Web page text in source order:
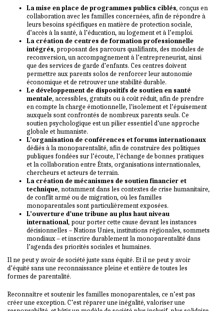
La mise en place de programmes publics ciblés, conçus en
collaboration avec les familles concernées, afin de répondre à
leurs besoins spécifiques en matière de protection sociale,
d’accès à la santé, à l’éducation, au logement et à l’emploi.
La création de centres de formation professionnelle
intégrés, proposant des parcours qualifiants, des modules de
reconversion, un accompagnement à l’entrepreneuriat, ainsi
que des services de garde d’enfants. Ces centres doivent
permettre aux parents solos de renforcer leur autonomie
économique et de retrouver une stabilité durable.
Le développement de dispositifs de soutien en santé
mentale, accessibles, gratuits ou à coût réduit, afin de prendre
en compte la charge émotionnelle, l’isolement et l’épuisement
auxquels sont confrontés de nombreux parents seuls. Ce
soutien psychologique est un pilier essentiel d’une approche
globale et humaniste.
L’organisation de conférences et forums internationaux
dédiés à la monoparentalité, afin de construire des politiques
publiques fondées sur l’écoute, l’échange de bonnes pratiques
et la collaboration entre États, organisations internationales,
chercheurs et acteurs de terrain.
La création de mécanismes de soutien financier et
technique, notamment dans les contextes de crise humanitaire,
de conflit armé ou de migration, où les familles
monoparentales sont particulièrement exposées.
L’ouverture d’une tribune au plus haut niveau
international, pour porter cette cause devant les instances
décisionnelles – Nations Unies, institutions régionales, sommets
mondiaux – et inscrire durablement la monoparentalité dans
l’agenda des priorités sociales et humaines.
Il ne peut y avoir de société juste sans équité. Et il ne peut y avoir
d’équité sans une reconnaissance pleine et entière de toutes les
formes de parentalité.
Reconnaître et soutenir les familles monoparentales, ce n’est pas
créer une exception. C’est réparer une inégalité, valoriser une